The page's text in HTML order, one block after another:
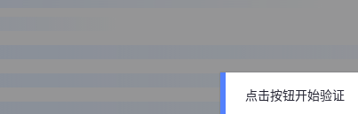
点击按钮开始验证